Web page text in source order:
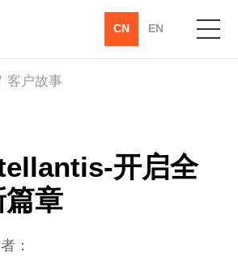
CN EN
客户故事
开启全
章
：